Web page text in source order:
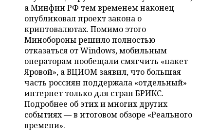
ЭНЕРГЕТИКА
ТЕЛЕКОММУНИКАЦИИ
БИЗНЕС-БРАНЧИ
ONLINE-КОНФЕРЕНЦИИ
ОТКРЫТАЯ ЛЕКЦИЯ
ФУТБОЛ
ХОККЕЙ
БАСКЕТБОЛ
ВОЛЕЙБОЛ
КИБЕРСПОРТ
ФИГУРНОЕ КАТАНИЕ
НОВОСТИ ОБЩЕСТВА
ВЛАСТЬ
ИНФРАСТРУКТУРА
ИСТОРИЯ
КУЛЬТУРА
МЕДИЦИНА
ФОТОГАЛЕРЕЯ
СЮЖЕТЫ
СПРАВОЧНИК
СПИСОК ПЕРСОН
СПИСОК КОМПАНИЙ
ПОЛНАЯ ВЕРСИЯ
а Минфин РФ тем временем наконец
опубликовал проект закона о
криптовалютах. Помимо этого
Минобороны решило полностью
отказаться от Windows, мобильным
операторам пообещали смягчить «пакет
Яровой», а ВЦИОМ заявил, что большая
часть россиян поддержала «отдельный»
интернет только для стран БРИКС.
Подробнее об этих и многих других
событиях — в итоговом обзоре «Реального
времени».